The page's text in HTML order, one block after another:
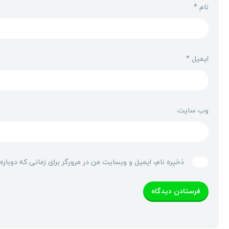
نام*
ایمیل *
وب‌ سایت
ذخیره نام، ایمیل و وبسایت من در مرورگر برای زمانی که